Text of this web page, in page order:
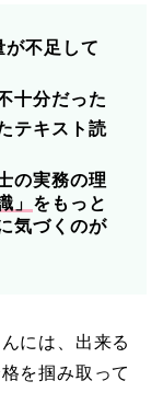
不足して
十分だった
テキスト読
の実務の理
」 をもっと
気づくのが
には、出来る
を掴み取って